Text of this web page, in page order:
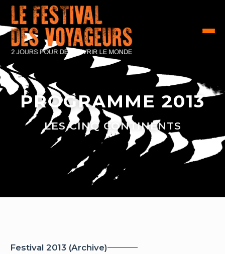
PROGRAMME 2013
LES CINQ CONTINENTS
Festival 2013 (Archive)